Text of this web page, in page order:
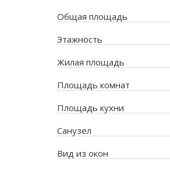
Общая площадь
Этажность
Жилая площадь
Площадь комнат
Площадь кухни
Санузел
Вид из окон